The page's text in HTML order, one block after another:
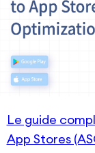
Le guide
App Stores